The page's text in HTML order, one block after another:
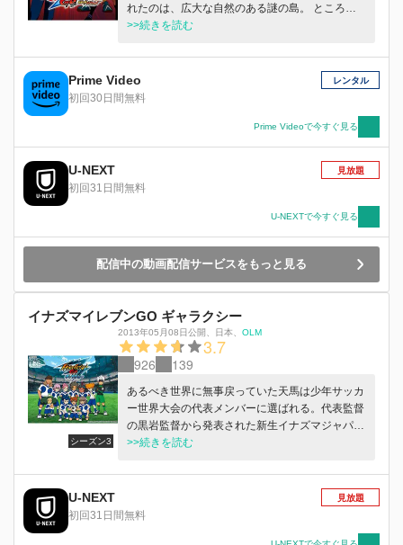
れたのは、広大な自然のある謎の島。 ところが
そこは、強力なサッカープレイヤー「シード」を
ン』であった！ そこに現れたのは、白竜率いる
シードのチーム「アンリミテッドシャイニン
グ」。 状況を理解する間もなくアンリミテッド
ードの圧倒的な強さの前に雷門イレブンは大敗し
てしまう。 ボロボロに打ちのめされた雷門イレ
ブンが目を覚ますと、行方不明になっていた円堂
守の姿があった！ シードとの再戦が決まり特訓
が始まる。島のことに詳しい少年・シュウの協力
で、メキメキと力を付けていく雷門イレブン。
迎えたシードとの再試合。強力な化身を繰り出す
シードに苦戦する雷門イレブンは圧倒的不利な状
況の中、どう戦うのか！ 限界を越えた化身バト
あの“伝説のイレブン”も復活する。試合はかつて
ない激闘をみせる中、雷門イレブンの絆“魔帝グ
リフォン”はシードを打ち砕くことができるか!?
>>続きを読む
Prime Video
初回30日間無料
レンタル
Prime Videoで今すぐ見る
U-NEXT
初回31日間無料
見放題
U-NEXTで今すぐ見る
配信中の動画配信サービスをもっと見る
イナズマイレブンGO ギャラクシー
シーズン3
2013年05月08日公開 日本 OLM
3.7
926 139
あるべき世界に無事戻っていた天馬は少年サッカ
ー世界大会の代表メンバーに選ばれる。代表監督
の黒岩監督から発表された新生イナズマジャパン
のメンバーは剣城、神童が選ばれるも、その他の
だった…。
>>続きを読む
U-NEXT
初回31日間無料
見放題